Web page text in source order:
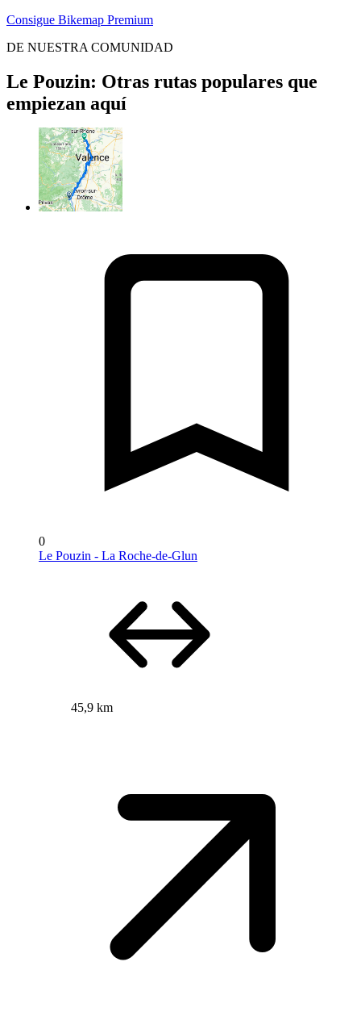
Consigue Bikemap Premium
DE NUESTRA COMUNIDAD
Le Pouzin: Otras rutas populares que
empiezan aquí
0
Le Pouzin - La Roche-de-Glun
45,9 km